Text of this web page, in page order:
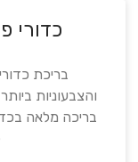
כדורי
בריכת
והצבעוניות
בריכה מלאה